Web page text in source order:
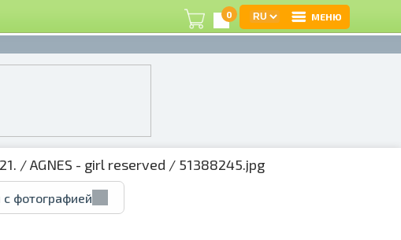
0 МЕНЮ
/AGNES - girl reserved / 51388245.jpg
фотографией